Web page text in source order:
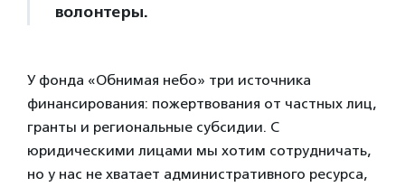
волонтеры.
У фонда «Обнимая небо» три источника
финансирования: пожертвования от частных лиц,
гранты и региональные субсидии. С
юридическими лицами мы хотим сотрудничать,
но у нас не хватает административного ресурса,